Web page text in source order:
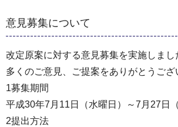
意見募集について
改定原案に対する意見募集を実施しまし
多くのご意見、ご提案をありがとうござ
1募集期間
平成30年7月11日（水曜日）～7月27日（
2提出方法